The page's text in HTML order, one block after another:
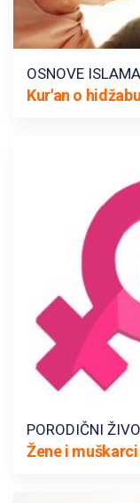
OSNOVE ISLAMA
Kur'an o hidžabu
PORODIČNI
Žene i